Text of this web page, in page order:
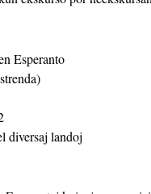
Esperanto
diversaj landoj